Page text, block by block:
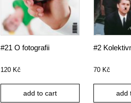
#21 O fotografii
120 Kč
add to cart
#2
70 Kč
add